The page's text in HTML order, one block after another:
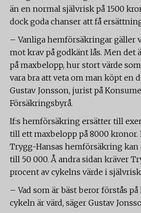
än en normal självrisk på 1500
dock goda chanser att få
– Vanliga hemförsäkringar gäller
mot krav på godkänt lås. Men det
på maxbelopp, hur stort värde
vara bra att veta om man köpt en
Gustav Jonsson, jurist på
Försäkringsbyrå.
If:s hemförsäkring ersätter till
till ett maxbelopp på 8000 kronor.
Trygg-Hansas hemförsäkring kan
till 50 000. Å andra sidan kräver
procent av cykelns värde i
– Vad som är bäst beror förstås
cykeln är värd, säger Gustav